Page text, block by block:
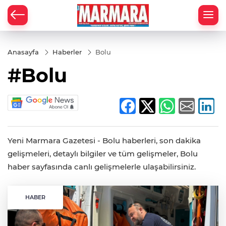
Anasayfa Haberler Bolu
#Bolu
Yeni Marmara Gazetesi - Bolu haberleri, son dakika
gelişmeleri, detaylı bilgiler ve tüm gelişmeler, Bolu
haber sayfasında canlı gelişmelerle ulaşabilirsiniz.
HABER